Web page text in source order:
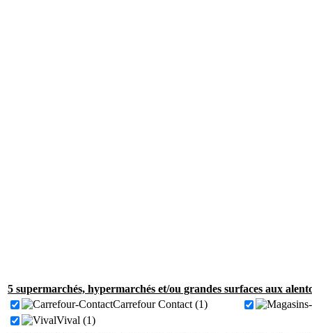
5 supermarchés, hypermarchés et/ou grandes surfaces aux
Carrefour Contact (1)
Vival (1)